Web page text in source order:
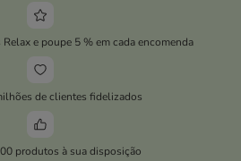
e poupe 5 % em cada encomenda
de clientes fidelizados
produtos à sua disposição